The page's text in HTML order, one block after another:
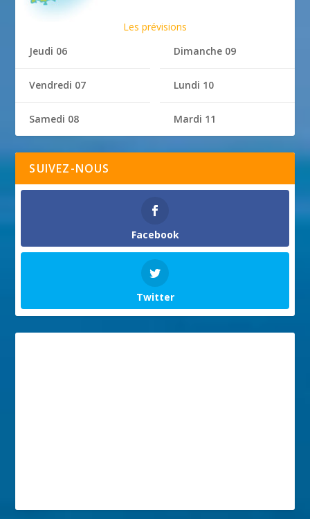
Les prévisions
Jeudi 06
Vendredi 07
Samedi 08
Dimanche 09
Lundi 10
Mardi 11
SUIVEZ-NOUS
Facebook
Twitter